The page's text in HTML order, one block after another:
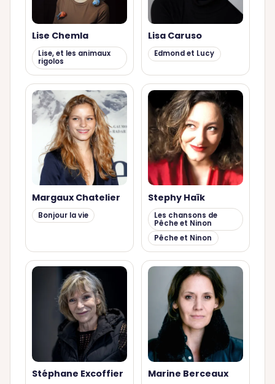
Lise Chemla
Lise, et les animaux
rigolos
Lisa Caruso
Edmond et Lucy
Margaux Chatelier
Bonjour la vie
Stephy Haïk
Les chansons de
Pêche et Ninon
Pêche et Ninon
Stéphane Excoffier Marine Berceaux